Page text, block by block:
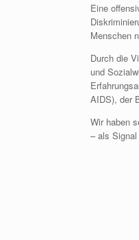
Eine
Menschen
Durch die
und
AIDS), der
Wir haben
– als